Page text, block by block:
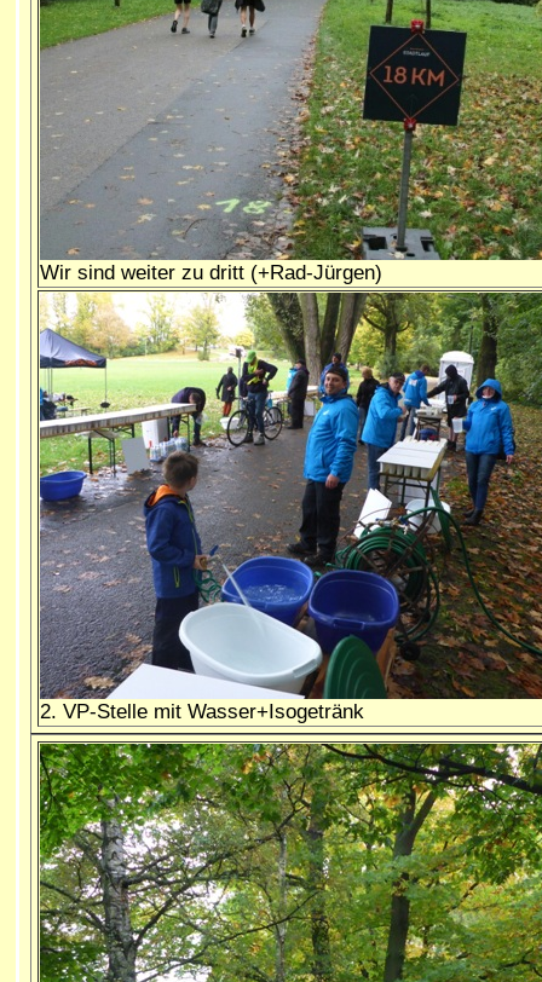
Wir sind weiter zu dritt (+Rad-Jürgen)
2. VP-Stelle mit Wasser+Isogetränk